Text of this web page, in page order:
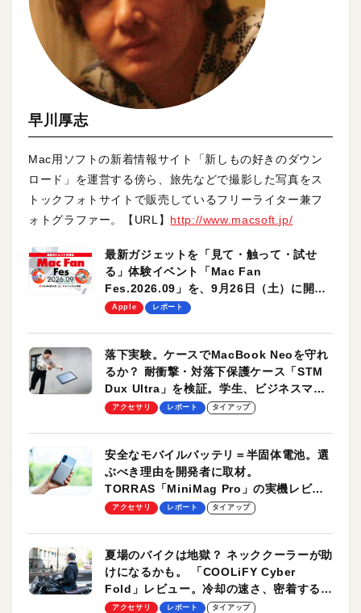
早川厚志
Mac用ソフトの新着情報サイト「新しもの好きのダウン
ロード」を運営する傍ら、旅先などで撮影した写真をス
トックフォトサイトで販売しているフリーライター兼フ
ォトグラファー。【URL】 http://www.macsoft.jp/
最新ガジェットを「見て・触って・試せ
る」体験イベント「Mac Fan
Fes.2026.09」を、9月26日（土）に開催
します！
Apple レポート
落下実験。ケースでMacBook Neoを守れ
るか？ 耐衝撃・対落下保護ケース「STM
Dux Ultra」を検証。学生、ビジネスマン
のモバイルユースに最適！
アクセサリ レポート タイアップ
安全なモバイルバッテリ＝半固体電池。選
ぶべき理由を開発者に取材。
TORRAS「MiniMag Pro」の実機レビュ
ーも
アクセサリ レポート タイアップ
夏場のバイクは地獄？ ネッククーラーが助
けになるかも。 「COOLiFY Cyber
Fold」レビュー。冷却の速さ、密着する冷
却プレート、シンプルな操作性がグッド！
アクセサリ レポート タイアップ